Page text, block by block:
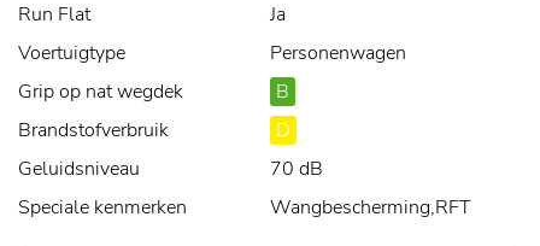
Run Flat
Ja
Voertuigtype
Personenwagen
Grip op nat wegdek
B
Brandstofverbruik
D
Geluidsniveau
70 dB
Speciale kenmerken
Wangbescherming,RFT